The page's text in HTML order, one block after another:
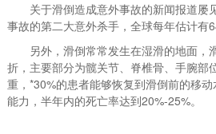
关于滑倒造成意外事故的新闻报道屡
事故的第二大意外杀手，全球每年估计有
另外，滑倒常常发生在湿滑的地面，
折，主要部分为髋关节、脊椎骨、手腕部
重，*30%的患者能够恢复到滑倒前的移
能力，半年内的死亡率达到20%-25%。